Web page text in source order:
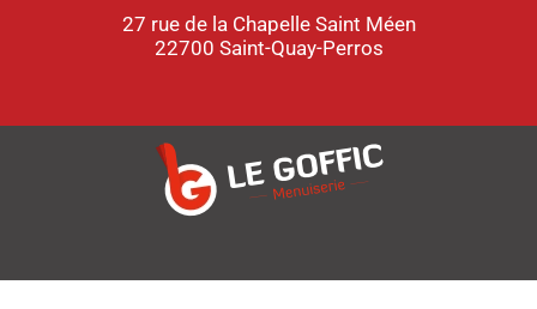
27 rue de la Chapelle Saint Méen
22700 Saint-Quay-Perros